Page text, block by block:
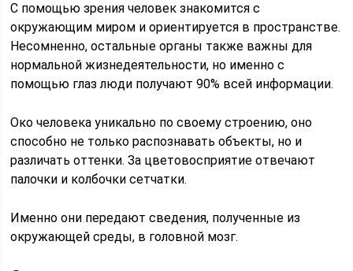
С помощью зрения человек знакомится с
окружающим миром и ориентируется в пространстве.
Несомненно, остальные органы также важны для
нормальной жизнедеятельности, но именно с
помощью глаз люди получают 90% всей информации.
Око человека уникально по своему строению, оно
способно не только распознавать объекты, но и
различать оттенки. За цветовосприятие отвечают
палочки и колбочки сетчатки.
Именно они передают сведения, полученные из
окружающей среды, в головной мозг.